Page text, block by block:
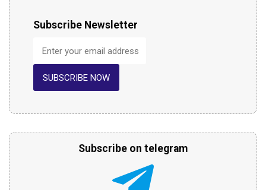
Subscribe Newsletter
SUBSCRIBE NOW
Subscribe on telegram